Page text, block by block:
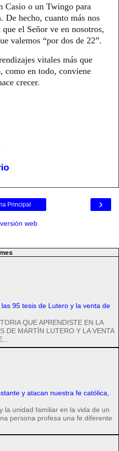
Casio o un Twingo para
De hecho, cuanto más nos
el Señor ve en nosotros,
valemos “por dos de 22”.
vitales más que
como en todo, conviene
crecer.
›
Principal
web
95 tesis de Lutero y la venta de
QUE APRENDISTE EN LA
DE MARTÍN LUTERO Y LA VENTA
y atacan nuestra fe católica,
la unidad familiar en la vida de un
persona profesa una fe diferente